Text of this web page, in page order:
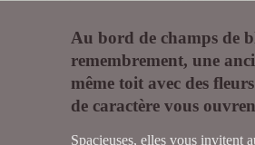
Au bord de champs de
remembrement, une
même toit avec des
de caractère vous
Spacieuses, elles vous invitent